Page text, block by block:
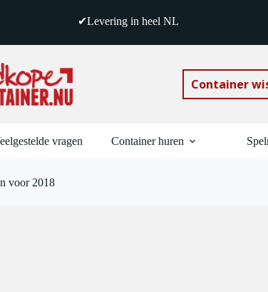
✔Levering in heel NL
Container
vragen Container huren
voor 2018